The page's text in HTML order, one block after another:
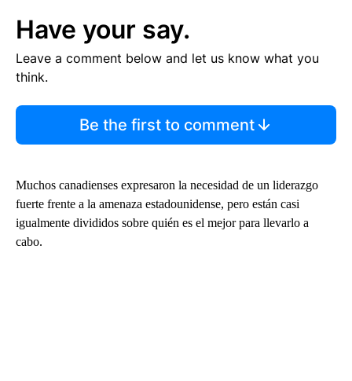
Have your say.
Leave a comment below and let us know what you
think.
Be the first to comment
Muchos canadienses expresaron la necesidad de un liderazgo
fuerte frente a la amenaza estadounidense, pero están casi
igualmente divididos sobre quién es el mejor para llevarlo a
cabo.